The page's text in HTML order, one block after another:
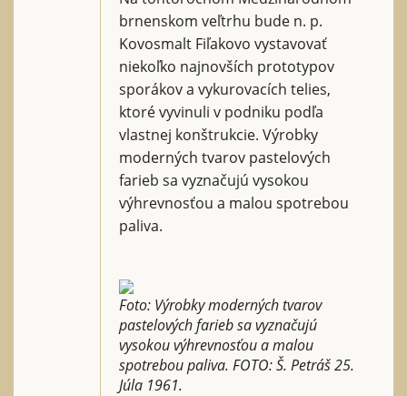
brnenskom veľtrhu bude n. p.
Kovosmalt Fiľakovo vystavovať
niekoľko najnovších prototypov
sporákov a vykurovacích telies,
ktoré vyvinuli v podniku podľa
vlastnej konštrukcie. Výrobky
moderných tvarov pastelových
farieb sa vyznačujú vysokou
výhrevnosťou a malou spotrebou
paliva.
Foto: Výrobky moderných tvarov
pastelových farieb sa vyznačujú
vysokou výhrevnosťou a malou
spotrebou paliva. FOTO: Š. Petráš 25.
Júla 1961.